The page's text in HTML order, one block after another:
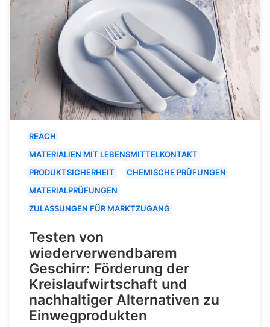
REACH
MATERIALIEN MIT LEBENSMITTELKONTAKT
PRODUKTSICHERHEIT
CHEMISCHE PRÜFUNGEN
MATERIALPRÜFUNGEN
ZULASSUNGEN FÜR MARKTZUGANG
Testen von
wiederverwendbarem
Geschirr: Förderung der
Kreislaufwirtschaft und
nachhaltiger Alternativen zu
Einwegprodukten